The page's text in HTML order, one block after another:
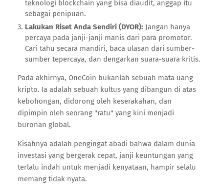
teknologi blockchain yang bisa diaudit, anggap itu
sebagai penipuan.
Lakukan Riset Anda Sendiri (DYOR): Jangan hanya
percaya pada janji-janji manis dari para promotor.
Cari tahu secara mandiri, baca ulasan dari sumber-
sumber tepercaya, dan dengarkan suara-suara kritis.
Pada akhirnya, OneCoin bukanlah sebuah mata uang
kripto. Ia adalah sebuah kultus yang dibangun di atas
kebohongan, didorong oleh keserakahan, dan
dipimpin oleh seorang "ratu" yang kini menjadi
buronan global.
Kisahnya adalah pengingat abadi bahwa dalam dunia
investasi yang bergerak cepat, janji keuntungan yang
terlalu indah untuk menjadi kenyataan, hampir selalu
memang tidak nyata.